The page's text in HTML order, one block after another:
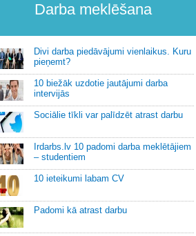
Darba meklēšana
Divi darba piedāvājumi vienlaikus. Kuru
pieņemt?
10 biežāk uzdotie jautājumi darba
intervijās
Sociālie tīkli var palīdzēt atrast darbu
Irdarbs.lv 10 padomi darba meklētājiem
– studentiem
10 ieteikumi labam CV
Padomi kā atrast darbu